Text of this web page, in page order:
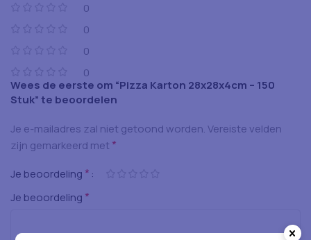
0
0
0
0
Wees de eerste om “Pizza Karton 28x28x4cm – 150
Stuk” te beoordelen
Je e-mailadres zal niet getoond worden.Vereiste velden
zijn gemarkeerd met *
Je beoordeling *
Je beoordeling *